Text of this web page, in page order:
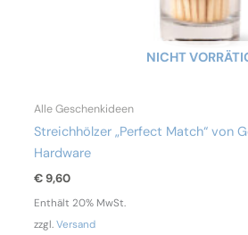
NICHT
Alle Geschenkideen
Streichhölzer „Perfect Match“ von
Hardware
€9,60
Enthält 20% MwSt.
zzgl.Versand